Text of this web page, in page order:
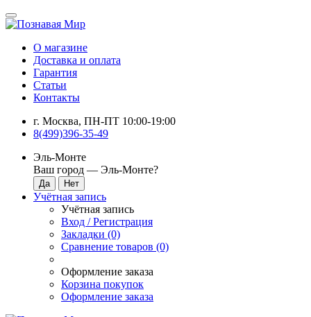
О магазине
Доставка и оплата
Гарантия
Статьи
Контакты
г. Москва, ПН-ПТ 10:00-19:00
8(499)396-35-49
Эль-Монте
Ваш город — Эль-Монте?
Учётная запись
Учётная запись
Вход / Регистрация
Закладки (0)
Сравнение товаров (0)
Оформление заказа
Корзина покупок
Оформление заказа